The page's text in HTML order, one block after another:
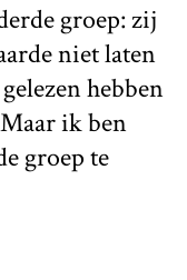
groep: zij
niet laten
hebben
ik ben
groep te